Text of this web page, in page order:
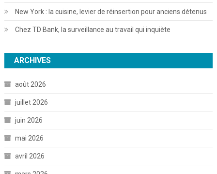
New York : la cuisine, levier de réinsertion pour anciens détenus
Chez TD Bank, la surveillance au travail qui inquiète
ARCHIVES
août 2026
juillet 2026
juin 2026
mai 2026
avril 2026